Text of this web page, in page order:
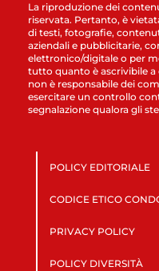
La riproduzione dei
riservata. Pertanto, è
di testi, fotografie,
aziendali e pubblicitarie,
elettronico/digitale o per
tutto quanto è ascrivibile a
non è responsabile dei
esercitare un controllo
segnalazione qualora gli
POLICY EDITORIALE
CODICE ETICO
PRIVACY POLICY
POLICY DIVERSITÀ